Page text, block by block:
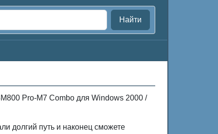
Найти
Pro-M7 Combo для Windows 2000 /
долгий путь и наконец сможете